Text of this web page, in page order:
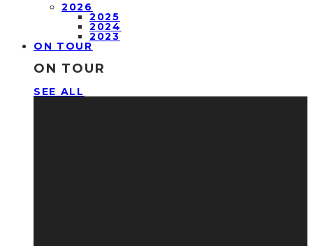
2026
2025
2024
2023
ON TOUR
ON TOUR
SEE ALL